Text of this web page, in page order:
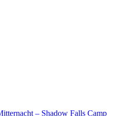
– Shadow Falls Camp